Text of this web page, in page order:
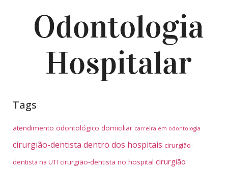
Tags
atendimento odontológico domiciliar carreira em odontologia
cirurgião-dentista dentro dos hospitais cirurgião-
dentista na UTI cirurgião-dentista no hospital cirurgião